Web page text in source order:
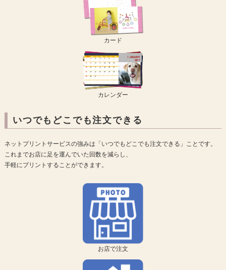
カード
カレンダー
いつでもどこでも注文できる
ネットプリントサービスの強みは「いつでもどこでも注文できる」ことです。
これまでお店に足を運んでいた回数を減らし、
手軽にプリントすることができます。
お店で注文